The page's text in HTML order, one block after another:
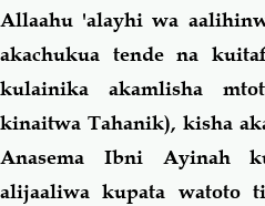
Allaahu 'alayhi wa
akachukua tende na
kulainika akamlisha
kinaitwa Tahanik), kisha
Anasema Ibni Ayinah
alijaaliwa kupata watoto